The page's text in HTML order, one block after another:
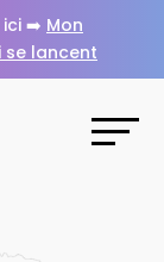
ici ➡️ Mon
se lancent